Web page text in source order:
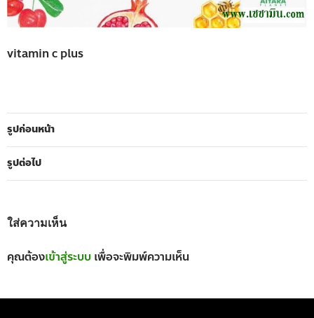
vitamin c plus
รูปก่อนหน้า
รูปต่อไป
ใส่ความเห็น
คุณต้องเข้าสู่ระบบ เพื่อจะพิมพ์ความเห็น